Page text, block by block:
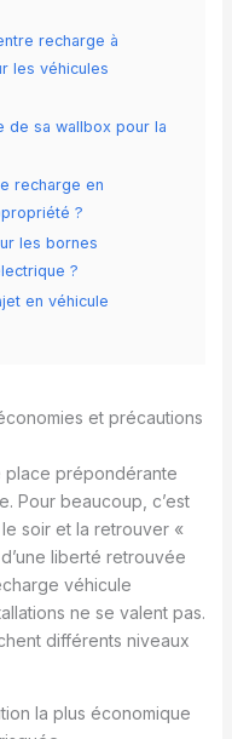
recharge à
les véhicules
de sa wallbox pour la
recharge en
?
les bornes
?
en véhicule
et précautions
place prépondérante
Pour beaucoup, c’est
soir et la retrouver «
liberté retrouvée
véhicule
ne se valent pas.
différents niveaux
la plus économique